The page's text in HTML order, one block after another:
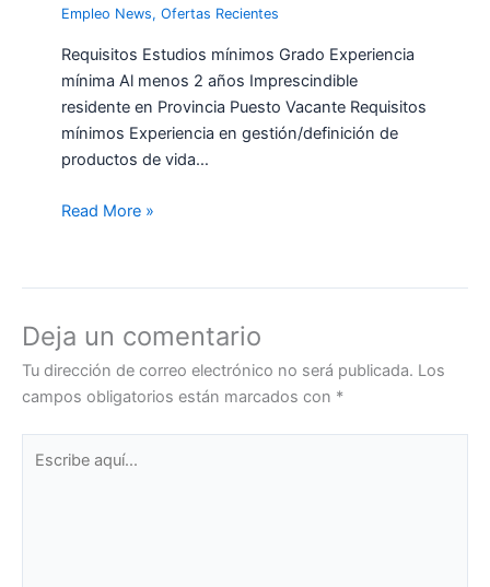
Empleo News,Ofertas Recientes
Requisitos Estudios mínimos Grado Experiencia
mínima Al menos 2 años Imprescindible
residente en Provincia Puesto Vacante Requisitos
mínimos Experiencia en gestión/definición de
productos de vida…
Read More »
Deja un comentario
Tu dirección de correo electrónico no será publicada. Los
campos obligatorios están marcados con *
aquí...